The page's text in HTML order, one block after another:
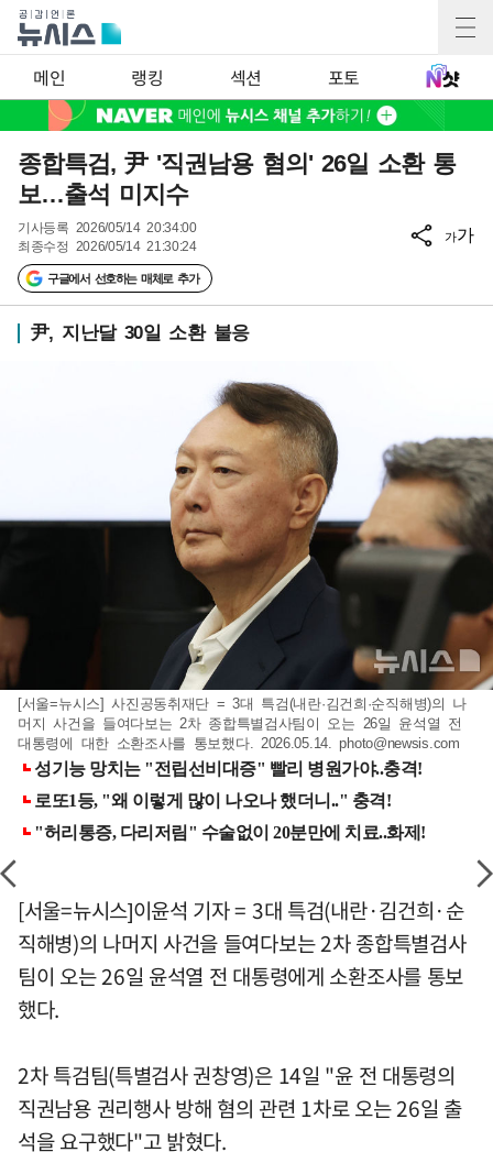
메인 랭킹 섹션 포토
종합특검, 尹 '직권남용 혐의' 26일 소환 통
보…출석 미지수
기사등록 2026/05/14 20:34:00
최종수정 2026/05/14 21:30:24
구글에서 선호하는 매체로 추가
가가
尹, 지난달 30일 소환 불응
[서울=뉴시스] 사진공동취재단 = 3대 특검(내란·김건희·순직해병)의 나
머지 사건을 들여다보는 2차 종합특별검사팀이 오는 26일 윤석열 전
대통령에 대한 소환조사를 통보했다. 2026.05.14.photo@newsis.com
[서울=뉴시스]이윤석 기자 = 3대 특검(내란·김건희·순
직해병)의 나머지 사건을 들여다보는 2차 종합특별검사
팀이 오는 26일 윤석열 전 대통령에게 소환조사를 통보
했다.
2차 특검팀(특별검사 권창영)은 14일 "윤 전 대통령의
직권남용 권리행사 방해 혐의 관련 1차로 오는 26일 출
석을 요구했다"고 밝혔다.